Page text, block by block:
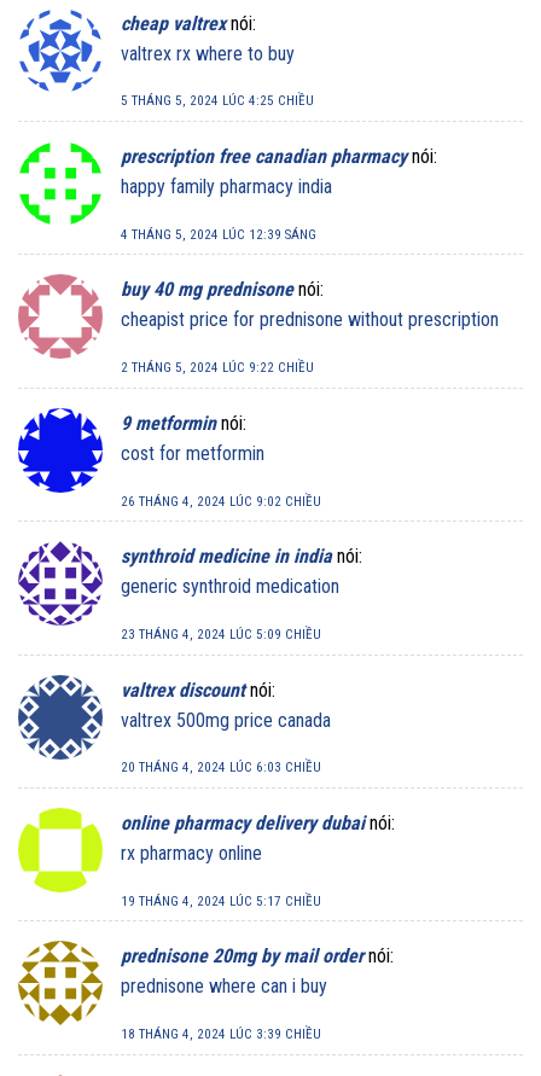
cheap valtrex nói:
valtrex rx where to buy
5 THÁNG 5, 2024 LÚC 4:25 CHIỀU
prescription free canadian pharmacy nói:
happy family pharmacy india
4 THÁNG 5, 2024 LÚC 12:39 SÁNG
buy 40 mg prednisone nói:
cheapist price for prednisone without prescription
2 THÁNG 5, 2024 LÚC 9:22 CHIỀU
9 metformin nói:
cost for metformin
26 THÁNG 4, 2024 LÚC 9:02 CHIỀU
synthroid medicine in india nói:
generic synthroid medication
23 THÁNG 4, 2024 LÚC 5:09 CHIỀU
valtrex discount nói:
valtrex 500mg price canada
20 THÁNG 4, 2024 LÚC 6:03 CHIỀU
online pharmacy delivery dubai nói:
rx pharmacy online
19 THÁNG 4, 2024 LÚC 5:17 CHIỀU
prednisone 20mg by mail order nói:
prednisone where can i buy
18 THÁNG 4, 2024 LÚC 3:39 CHIỀU